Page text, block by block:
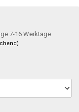
7-16 Werktage